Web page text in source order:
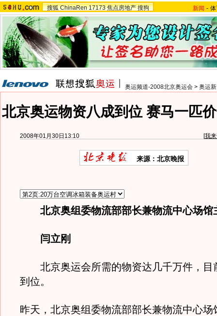
搜狐 ChinaRen 17173 焦点房地产 搜狗 新闻 -
奥运频道-2008北京奥运会 > 奥运
北京奥运物资八成到位 赛马一匹
2008年01月30日13:10 [我
来源：北京晚报
北京奥组委物流部部长兼物流中心场馆
闫立刚
北京奥运会所需的物资达几千万件，目
到位。
昨天，北京奥组委物流部部长兼物流中心场